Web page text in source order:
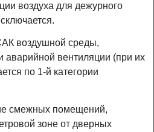
воздуха для дежурного
воздушной среды,
аварийной вентиляции (при их
по 1-й категории
смежных помещений,
зоне от дверных